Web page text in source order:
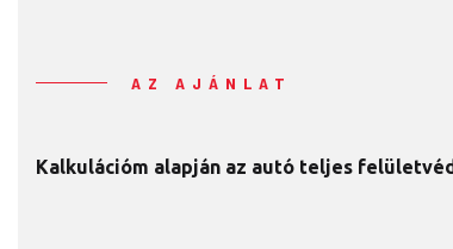
AZ AJÁNLAT
Kalkulációm alapján az autó teljes